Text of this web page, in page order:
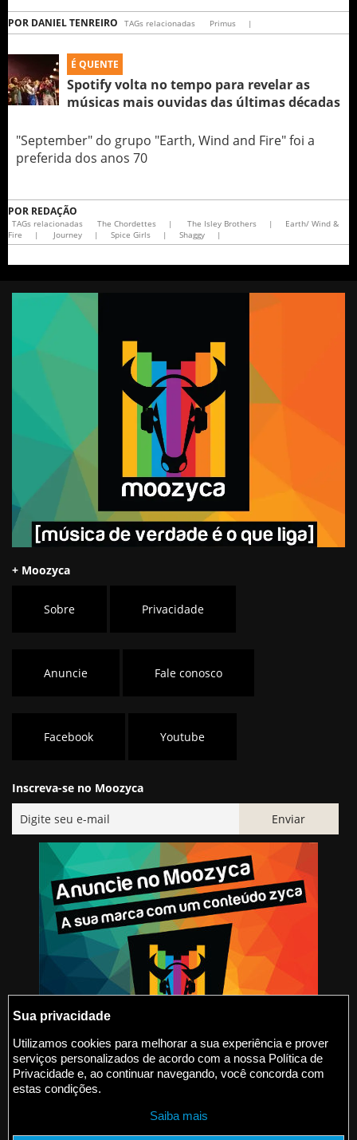
POR DANIEL TENREIRO TAGs relacionadas Primus |
É QUENTE
Spotify volta no tempo para revelar as
músicas mais ouvidas das últimas décadas
"September" do grupo "Earth, Wind and Fire" foi a
preferida dos anos 70
POR REDAÇÃO
TAGs relacionadas The Chordettes | The Isley Brothers |
Earth/ Wind &
Fire
| Journey | Spice Girls | Shaggy |
+ Moozyca
Sobre Privacidade
Anuncie Fale conosco
Facebook Youtube
Inscreva-se no Moozyca
@2015-2026 Moozyca
Sua privacidade
Utilizamos cookies para melhorar a sua experiência e prover
serviços personalizados de acordo com a nossa Política de
Privacidade e, ao continuar navegando, você concorda com
estas condições.
Saiba mais